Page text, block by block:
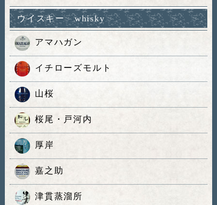
ウイスキー whisky
アマハガン
イチローズモルト
山桜
桜尾・戸河内
厚岸
嘉之助
津貫蒸溜所